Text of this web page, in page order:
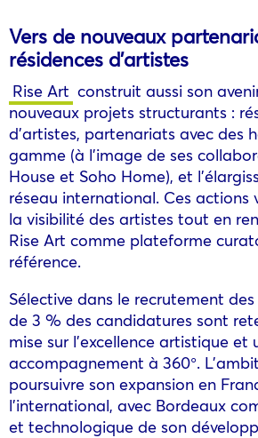
Vers de nouveaux
résidences d’artistes
Rise Art construit aussi son
nouveaux projets structurants :
d’artistes, partenariats avec des
gamme (à l’image de ses
House et Soho Home), et
réseau international. Ces actions
la visibilité des artistes tout en
Rise Art comme plateforme
référence.
Sélective dans le recrutement
de 3 % des candidatures sont
mise sur l’excellence artistique et
accompagnement à 360°.
poursuivre son expansion en
l’international, avec Bordeaux
et technologique de son